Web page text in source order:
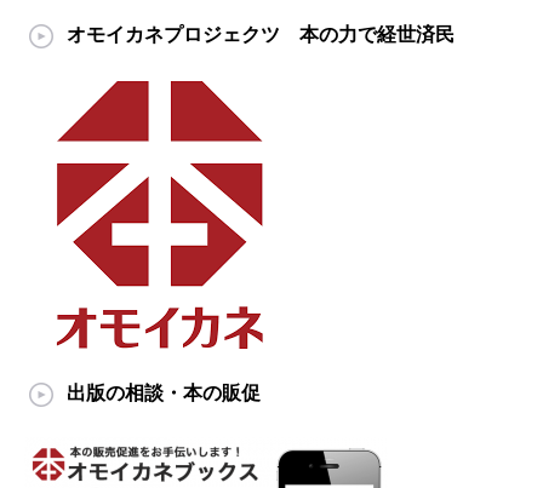
オモイカネプロジェクツ 本の力で経世済民
出版の相談・本の販促